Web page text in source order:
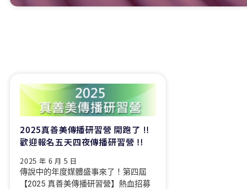
2025真善美傳播研習營 開跑了 !!
歡迎報名五天四夜傳播研習營 !!
2025 年 6 月 5 日
傳說中的年度媒體盛事來了！第四屆
【2025 真善美傳播研習營】熱血招募